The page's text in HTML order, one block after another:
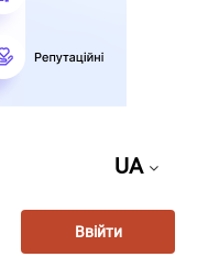
UA
Ввійти